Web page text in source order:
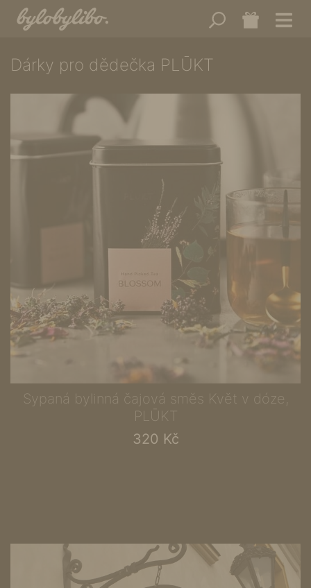
Dárky pro dědečka PLŪKT
Sypaná bylinná čajová směs Květ v dóze,
PLŪKT
320 Kč